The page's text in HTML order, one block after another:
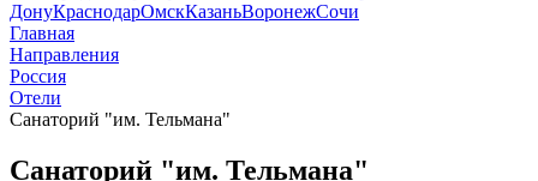
ДонуКраснодарОмскКазаньВоронежСочи
Главная
Направления
Россия
Отели
Санаторий "им. Тельмана"
Санаторий "им. Тельмана"